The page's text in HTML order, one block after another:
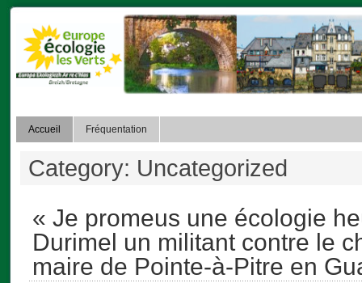
Accueil Fréquentation
Category: Uncategorized
« Je promeus une écologie
Durimel un militant contre le
maire de Pointe-à-Pitre en